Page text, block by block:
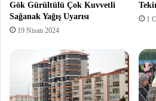
Gök Gürültülü Çok Kuvvetli
Sağanak Yağış Uyarısı
19 Nisan 2024
1